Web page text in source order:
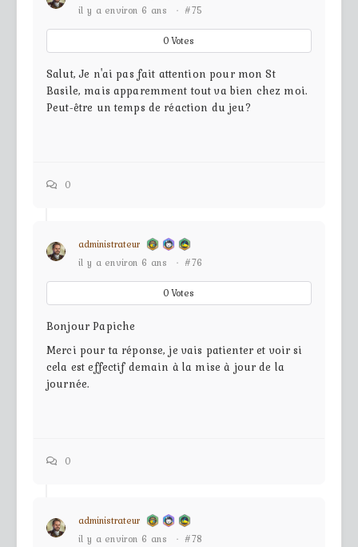
il y a environ 6 ans
· #75
0Votes
Salut, Je n'ai pas fait attention pour mon St
Basile, mais apparemment tout va bien chez moi.
Peut-être un temps de réaction du jeu?
0
administrateur
il y a environ 6 ans
· #76
0Votes
Bonjour Papiche
Merci pour ta réponse, je vais patienter et voir si
cela est effectif demain à la mise à jour de la
journée.
0
administrateur
il y a environ 6 ans
· #78